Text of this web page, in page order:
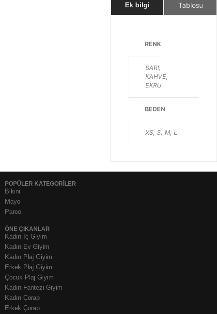
Ek bilgi
Tablosu
RENK
SARI,
KAHVE,
EKRU
BEDEN
XS, S, M, L
POPÜLER KATEGORİLER
Bikini
Mayo
Pareo
ÖNE ÇIKANLAR
Kadın İç Giyim
Kadın Ev Giyim
Kadın Plaj Giyim
Erkek Plaj Giyim
Çocuk Plaj Giyim
Kadın Fantezi Giyim
Kadın Çorap
Erkek Çorap